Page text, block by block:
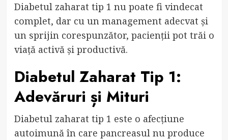
Diabetul zaharat tip 1 nu poate fi vindecat
complet, dar cu un management adecvat și
un sprijin corespunzător, pacienții pot trăi o
viață activă și productivă.
Diabetul Zaharat Tip 1:
Adevăruri și Mituri
Diabetul zaharat tip 1 este o afecțiune
autoimună în care pancreasul nu produce